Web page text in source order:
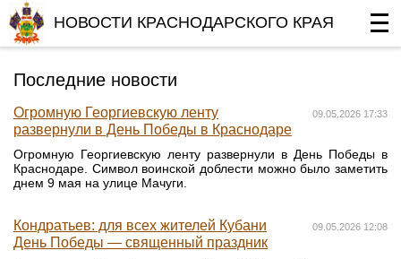
НОВОСТИ КРАСНОДАРСКОГО КРАЯ
Последние новости
09.05.2026 17:33
Огромную Георгиевскую ленту
развернули в День Победы в Краснодаре
Огромную Георгиевскую ленту развернули в День Победы в
Краснодаре. Символ воинской доблести можно было заметить
днем 9 мая на улице Мачуги.
09.05.2026 12:08
Кондратьев: для всех жителей Кубани
День Победы — священный праздник